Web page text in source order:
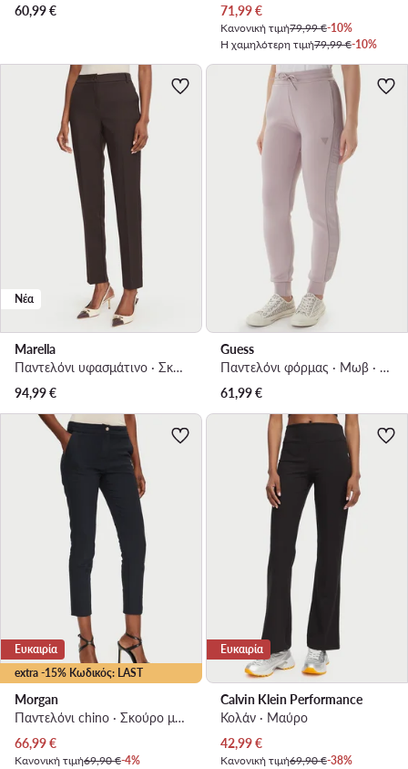
60,99€
Τρέχουσα τιμή
71,99€
Κανονική τιμή79,99 €-10%
Η χαμηλότερη τιμή79,99 €-10%
Νέα
Marella
Παντελόνι υφασμάτινο · Σκούρο καφέ · Regular Fit
94,99€
Guess
Παντελόνι φόρμας · Μωβ · Regular Fit
61,99€
extra -15% Κωδικός: LAST
Ευκαιρία
Morgan
Παντελόνι chino · Σκούρο μπλε · Slim Fit
Τρέχουσα τιμή
66,99€
Κανονική τιμή69,90 €-4%
Ευκαιρία
Calvin Klein Performance
Κολάν · Μαύρο
Τρέχουσα τιμή
42,99€
Κανονική τιμή69,90 €-38%